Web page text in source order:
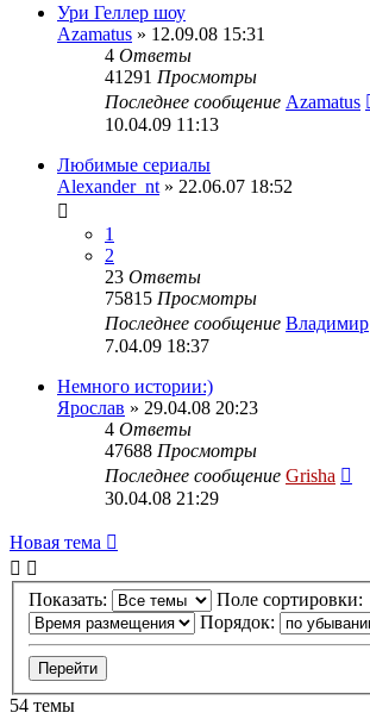
Ури Геллер шоу
Azamatus » 12.09.08 15:31
4 Ответы
41291 Просмотры
Последнее сообщение Azamatus
10.04.09 11:13
Любимые сериалы
Alexander_nt » 22.06.07 18:52
1
2
23 Ответы
75815 Просмотры
Последнее сообщение Владимир
7.04.09 18:37
Немного истории:)
Ярослав » 29.04.08 20:23
4 Ответы
47688 Просмотры
Последнее сообщение Grisha
30.04.08 21:29
Новая тема
Показать:
Поле сортировки:
Порядок:
54 темы